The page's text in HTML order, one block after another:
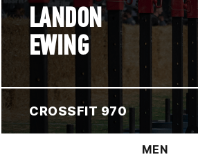
LANDON
EWING
CROSSFIT 970
MEN